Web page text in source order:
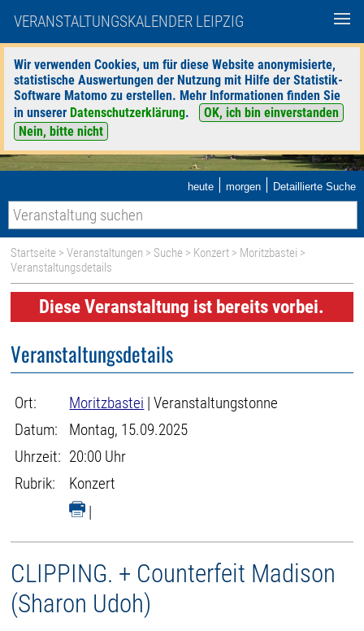
VERANSTALTUNGSKALENDER LEIPZIG
Wir verwenden Cookies, um für diese Website anonymisierte,
statistische Auswertungen der Nutzung mit Hilfe der Statistik-
Software Matomo zu erstellen. Mehr Informationen finden Sie
in unserer Datenschutzerklärung.
OK, ich bin einverstanden
Nein, bitte nicht
heute | morgen | Detaillierte Suche
Startseite >Veranstaltungen > Suche > Konzert > Moritzbastei >
Veranstaltungsdetails
Diese Veranstaltung ist bereits vorbei.
Veranstaltungsdetails
Ort: Moritzbastei | Veranstaltungstonne
Datum:
Montag, 15.09.2025
Uhrzeit: 20:00 Uhr
Rubrik:
Konzert
|
CLIPPING. + Counterfeit Madison
(Sharon Udoh)